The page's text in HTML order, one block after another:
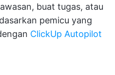
buat tugas, atau
pemicu yang
ClickUp Autopilot